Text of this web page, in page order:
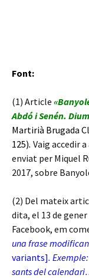
Font:
(1) Article
Abdó i Senén.
Martirià Brugada
125). Vaig accedir
enviat per Miquel
2017, sobre
(2) Del mateix
dita, el 13 de
Facebook, em
una frase
variants].
sants del